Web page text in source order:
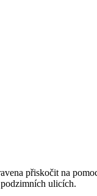
přiskočit na
ulicích.